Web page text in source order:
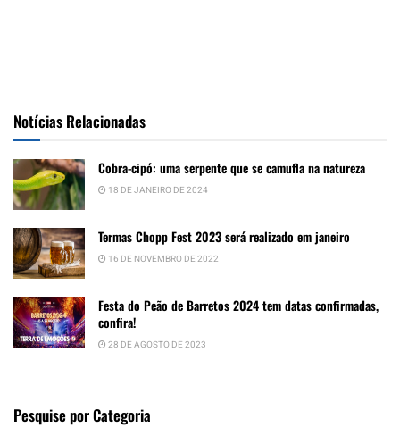
Notícias Relacionadas
Cobra-cipó: uma serpente que se camufla na natureza
18 DE JANEIRO DE 2024
Termas Chopp Fest 2023 será realizado em janeiro
16 DE NOVEMBRO DE 2022
Festa do Peão de Barretos 2024 tem datas confirmadas,
confira!
28 DE AGOSTO DE 2023
Pesquise por Categoria